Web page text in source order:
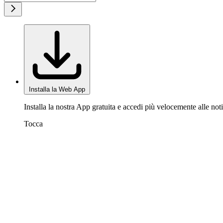
Installa la Web App
Installa la nostra App gratuita e accedi più velocemente alle
Tocca